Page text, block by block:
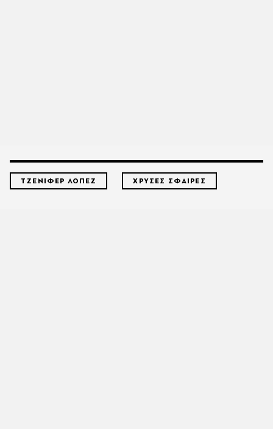
ΤΖΕΝΙΦΕΡ ΛΟΠΕΖ ΧΡΥΣΕΣ ΣΦΑΙΡΕΣ